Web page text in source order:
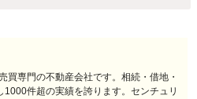
買専門の不動産会社です。相続・借地・
件超の実績を誇ります。センチュリ